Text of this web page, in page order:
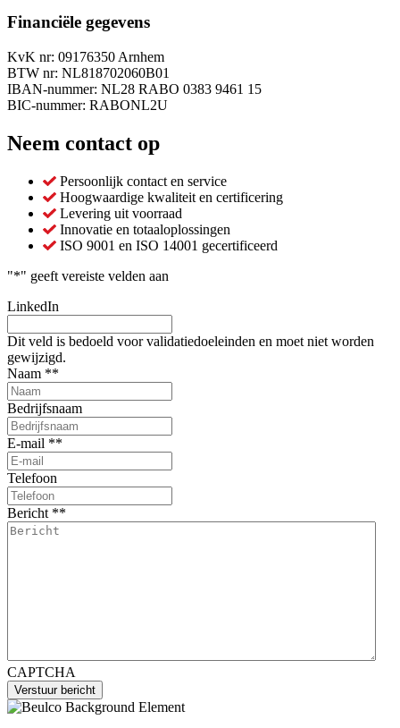
Financiële gegevens
KvK nr: 09176350 Arnhem
BTW nr: NL818702060B01
IBAN-nummer: NL28 RABO 0383 9461 15
BIC-nummer: RABONL2U
Neem contact op
Persoonlijk contact en service
Hoogwaardige kwaliteit en certificering
Levering uit voorraad
Innovatie en totaaloplossingen
ISO 9001 en ISO 14001 gecertificeerd
"*" geeft vereiste velden aan
LinkedIn
Dit veld is bedoeld voor validatiedoeleinden en moet niet worden
gewijzigd.
Naam **
Bedrijfsnaam
E-mail **
Telefoon
Bericht **
CAPTCHA